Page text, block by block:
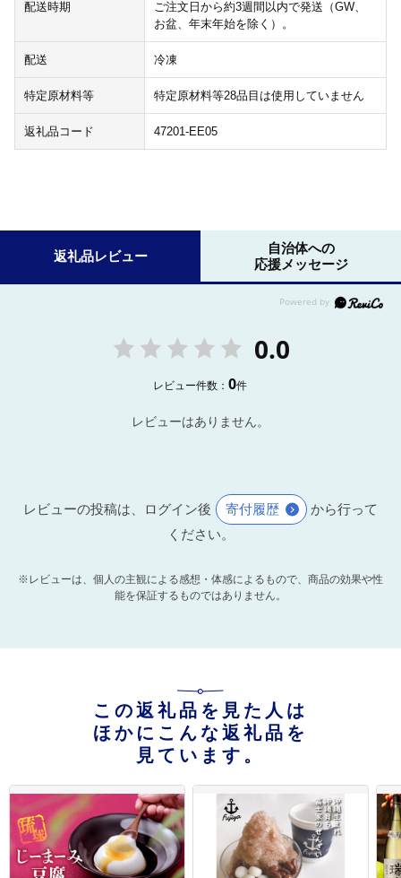
配送時期
ご注文日から約3週間以内で発送（GW、
お盆、年末年始を除く）。
配送 冷凍
特定原材料等 特定原材料等28品目は使用していません
返礼品コード 47201-EE05
返礼品レビュー
自治体への
応援メッセージ
0.0
レビュー件数：0件
レビューはありません。
レビューの投稿は、ログイン後 寄付履歴
から行って
ください。
※レビューは、個人の主観による感想・体感によるもので、商品の効果や性
能を保証するものではありません。
この返礼品を見た人は
ほかにこんな返礼品を
見ています。